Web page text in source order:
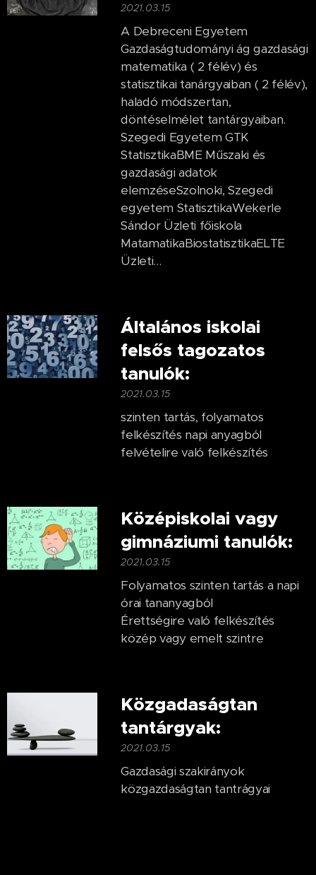
2021.03.15
A Debreceni Egyetem
Gazdaságtudományi ág gazdasági
matematika ( 2 félév) és
statisztikai tanárgyaiban ( 2 félév),
haladó módszertan,
döntéselmélet tantárgyaiban.
Szegedi Egyetem GTK
StatisztikaBME Műszaki és
gazdasági adatok
elemzéseSzolnoki, Szegedi
egyetem StatisztikaWekerle
Sándor Üzleti főiskola
MatamatikaBiostatisztikaELTE
Üzleti...
Általános iskolai
felsős tagozatos
tanulók:
2021.03.15
szinten tartás, folyamatos
felkészítés napi anyagból
felvételire való felkészítés
Középiskolai vagy
gimnáziumi tanulók:
2021.03.15
Folyamatos szinten tartás a napi
órai tananyagból
Érettségire való felkészítés
közép vagy emelt szintre
Közgadaságtan
tantárgyak:
2021.03.15
Gazdasági szakirányok
közgazdaságtan tantrágyai